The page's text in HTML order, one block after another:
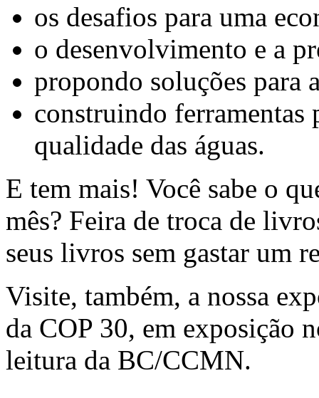
os desafios para uma
o desenvolvimento e a
propondo soluções para
construindo ferramentas
qualidade das águas.
E tem mais! Você sabe o
mês? Feira de troca de
seus livros sem gastar um
Visite, também, a nossa
da COP 30, em exposição
leitura da BC/CCMN.